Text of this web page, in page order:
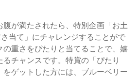
腹が満たされたら、特別企画「お土
当て」にチャレンジすることがで
の重さをぴたりと当てることで、嬉
るチャンスです。特賞の「ぴたり
をゲットした方には、ブルーベリー